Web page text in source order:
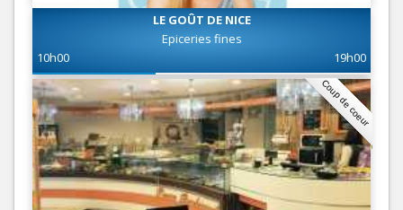
LE GOÛT DE NICE
Epiceries fines
10h00
19h00
Coup de coeur